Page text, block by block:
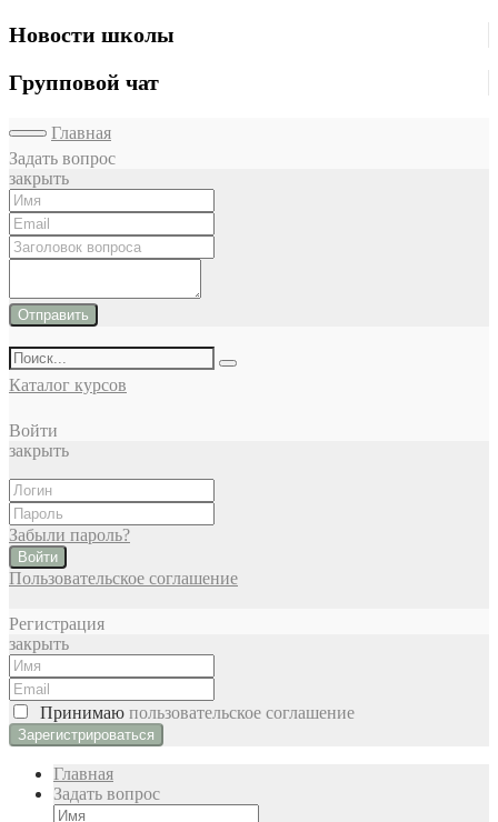
Новости школы
Групповой чат
Главная
Задать вопрос
закрыть
Отправить
Каталог курсов
Войти
закрыть
Забыли пароль?
Войти
Пользовательское соглашение
Регистрация
закрыть
Принимаю пользовательское соглашение
Главная
Задать вопрос